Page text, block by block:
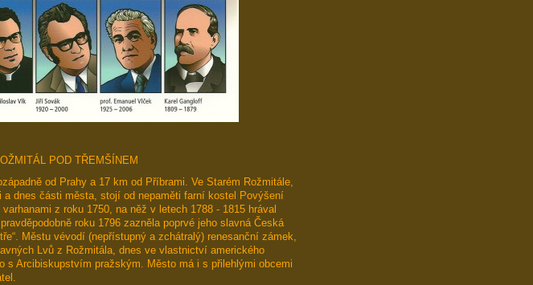
POD TŘEMŠÍNEM
od Prahy a 17 km od Příbrami. Ve Starém Rožmitále,
a dnes části města, stojí od nepaměti farní kostel Povýšení
z roku 1750, na něž v letech 1788 - 1815 hrával
roku 1796 zazněla poprvé jeho slavná Česká
Městu vévodí (nepřístupný a zchátralý) renesanční zámek,
Lvů z Rožmitála, dnes ve vlastnictví amerického
s Arcibiskupstvím pražským. Město má i s přilehlými obcemi